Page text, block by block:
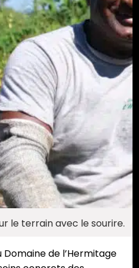
le terrain avec le sourire.
de l’Hermitage